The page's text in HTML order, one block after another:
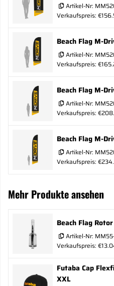
Artikel-Nr:
Verkaufspreis:
Beach Flag M-
Artikel-Nr:
Verkaufspreis:
Beach Flag M-
Artikel-Nr:
Verkaufspreis:
Beach Flag M-
Artikel-Nr:
Verkaufspreis:
Mehr Produkte ansehen
Beach Flag Rotor
Artikel-Nr:
Verkaufspreis:
Futaba Cap
XXL